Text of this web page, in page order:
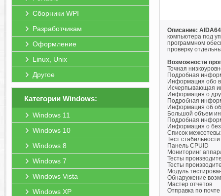
Сборники WPI
Разработчикам
Оформление
Linux, Unix
Другое
Категории Windows:
Windows 11
Windows 10
Windows 8
Windows 7
Windows Vista
Windows XP
Описание: AIDA64
компьютера под
программном
проверку
Возможности
Точная
Подробная
Информация обо
Исчерпывающая
Информация о
Подробная
Информация об
Большой объем
Подробная
Информация о
Список
Тест
Панель CPUID
Мониторинг
Тесты
Тесты
Модуль
Обнаружение
Мастер отчетов
Отправка по